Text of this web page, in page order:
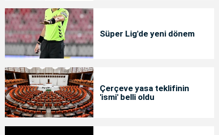
Süper Lig'de yeni dönem
Çerçeve yasa teklifinin
'ismi' belli oldu